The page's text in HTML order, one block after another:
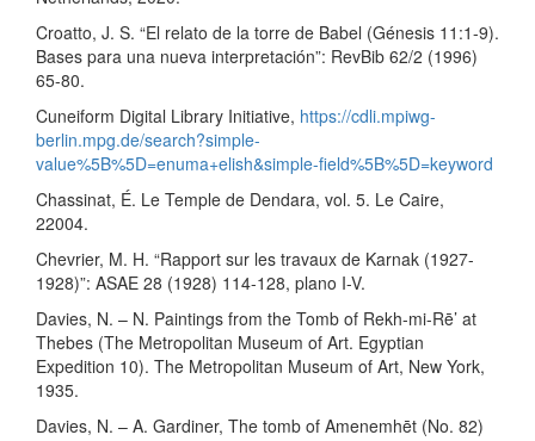
Croatto, J. S. “El relato de la torre de Babel (Génesis 11:1-9).
Bases para una nueva interpretación”: RevBib 62/2 (1996)
65-80.
Cuneiform Digital Library Initiative, https://cdli.mpiwg-
berlin.mpg.de/search?simple-
value%5B%5D=enuma+elish&simple-field%5B%5D=keyword
Chassinat, É. Le Temple de Dendara, vol. 5. Le Caire,
22004.
Chevrier, M. H. “Rapport sur les travaux de Karnak (1927-
1928)”: ASAE 28 (1928) 114-128, plano I-V.
Davies, N. – N. Paintings from the Tomb of Rekh-mi-Rē’ at
Thebes (The Metropolitan Museum of Art. Egyptian
Expedition 10). The Metropolitan Museum of Art, New York,
1935.
Davies, N. – A. Gardiner, The tomb of Amenemhēt (No. 82)